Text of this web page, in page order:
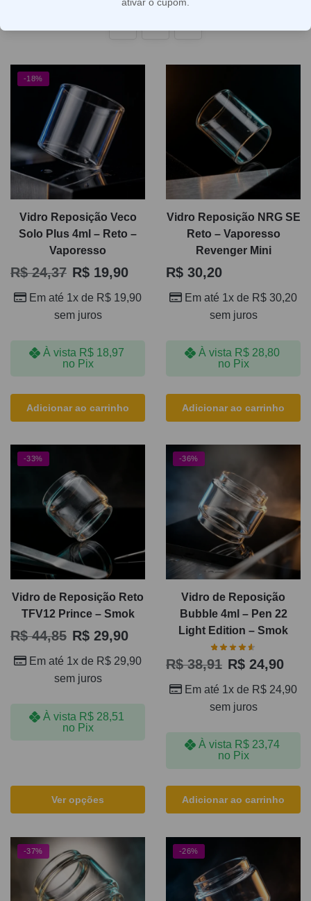
comprar, vale observar formato, medidas, tipo de conexão
e compatibilidade com o modelo do seu vape. Escolher a
peça certa evita folgas, vazamentos, mau encaixe e
compras erradas, além de prolongar a vida útil do
dispositivo.
-18%
Vidro Reposição Veco
Solo Plus 4ml – Reto –
Vaporesso
R$24,37 R$ 19,90
Em até 1x de R$ 19,90
sem juros
À vista R$18,97
no Pix
Adicionar ao carrinho
Vidro Reposição NRG SE
Reto – Vaporesso
Revenger Mini
R$ 30,20
Em até 1x de R$ 30,20
sem juros
À vista R$28,80
no Pix
Adicionar ao carrinho
-33%
Vidro de Reposição Reto
TFV12 Prince – Smok
R$44,85 R$ 29,90
Em até 1x de R$ 29,90
sem juros
À vista R$28,51
no Pix
Ver opções
-36%
Vidro de Reposição
Bubble 4ml – Pen 22
Light Edition – Smok
R$38,91 R$ 24,90
Em até 1x de R$ 24,90
sem juros
À vista R$23,74
no Pix
Adicionar ao carrinho
-37% -26%
ativar o cupom.